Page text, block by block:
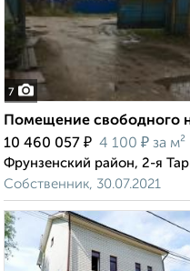
7
Помещение свободного
10 460 057 ₽ 4 100 ₽ за м²
Фрунзенский район, 2-я
Собственник, 30.07.2021